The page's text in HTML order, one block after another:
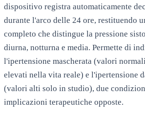
dispositivo registra automaticamente
durante l'arco delle 24 ore, restituendo
completo che distingue la pressione
diurna, notturna e media. Permette di
l'ipertensione mascherata (valori
elevati nella vita reale) e l'ipertensione
(valori alti solo in studio), due
implicazioni terapeutiche opposte.